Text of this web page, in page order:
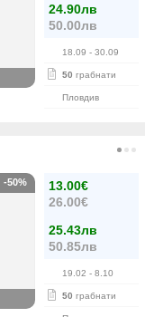
24.90лв
50.00лв
18.09 - 30.09
50 грабнати
Пловдив
13.00€
26.00€
25.43лв
50.85лв
19.02 - 8.10
50 грабнати
-50%